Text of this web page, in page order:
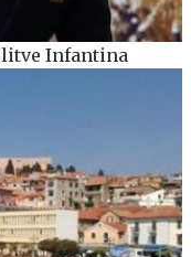
Infantina